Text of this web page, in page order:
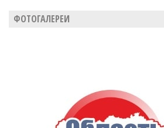
ФОТОГАЛЕРЕИ